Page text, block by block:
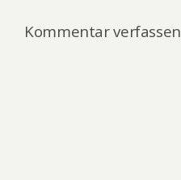
Kommentar verfassen